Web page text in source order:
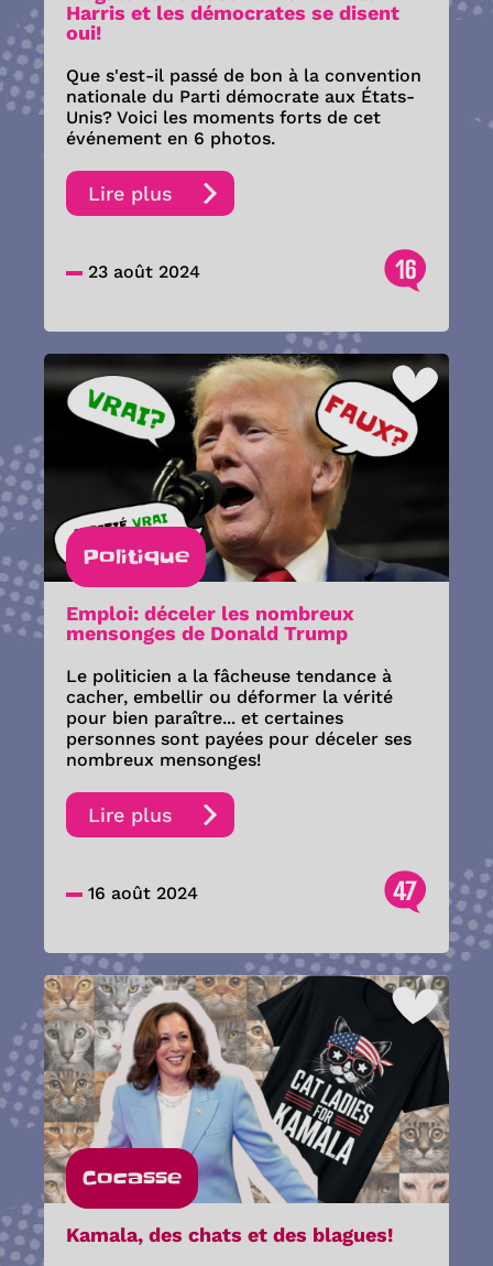
Harris et les démocrates se disent
oui!
Que s'est-il passé de bon à la convention
nationale du Parti démocrate aux États-
Unis? Voici les moments forts de cet
événement en 6 photos.
Lire plus
23 août 2024 16
Politique
Emploi: déceler les nombreux
mensonges de Donald Trump
Le politicien a la fâcheuse tendance à
cacher, embellir ou déformer la vérité
pour bien paraître... et certaines
personnes sont payées pour déceler ses
nombreux mensonges!
Lire plus
16 août 2024 47
Cocasse
Kamala, des chats et des blagues!